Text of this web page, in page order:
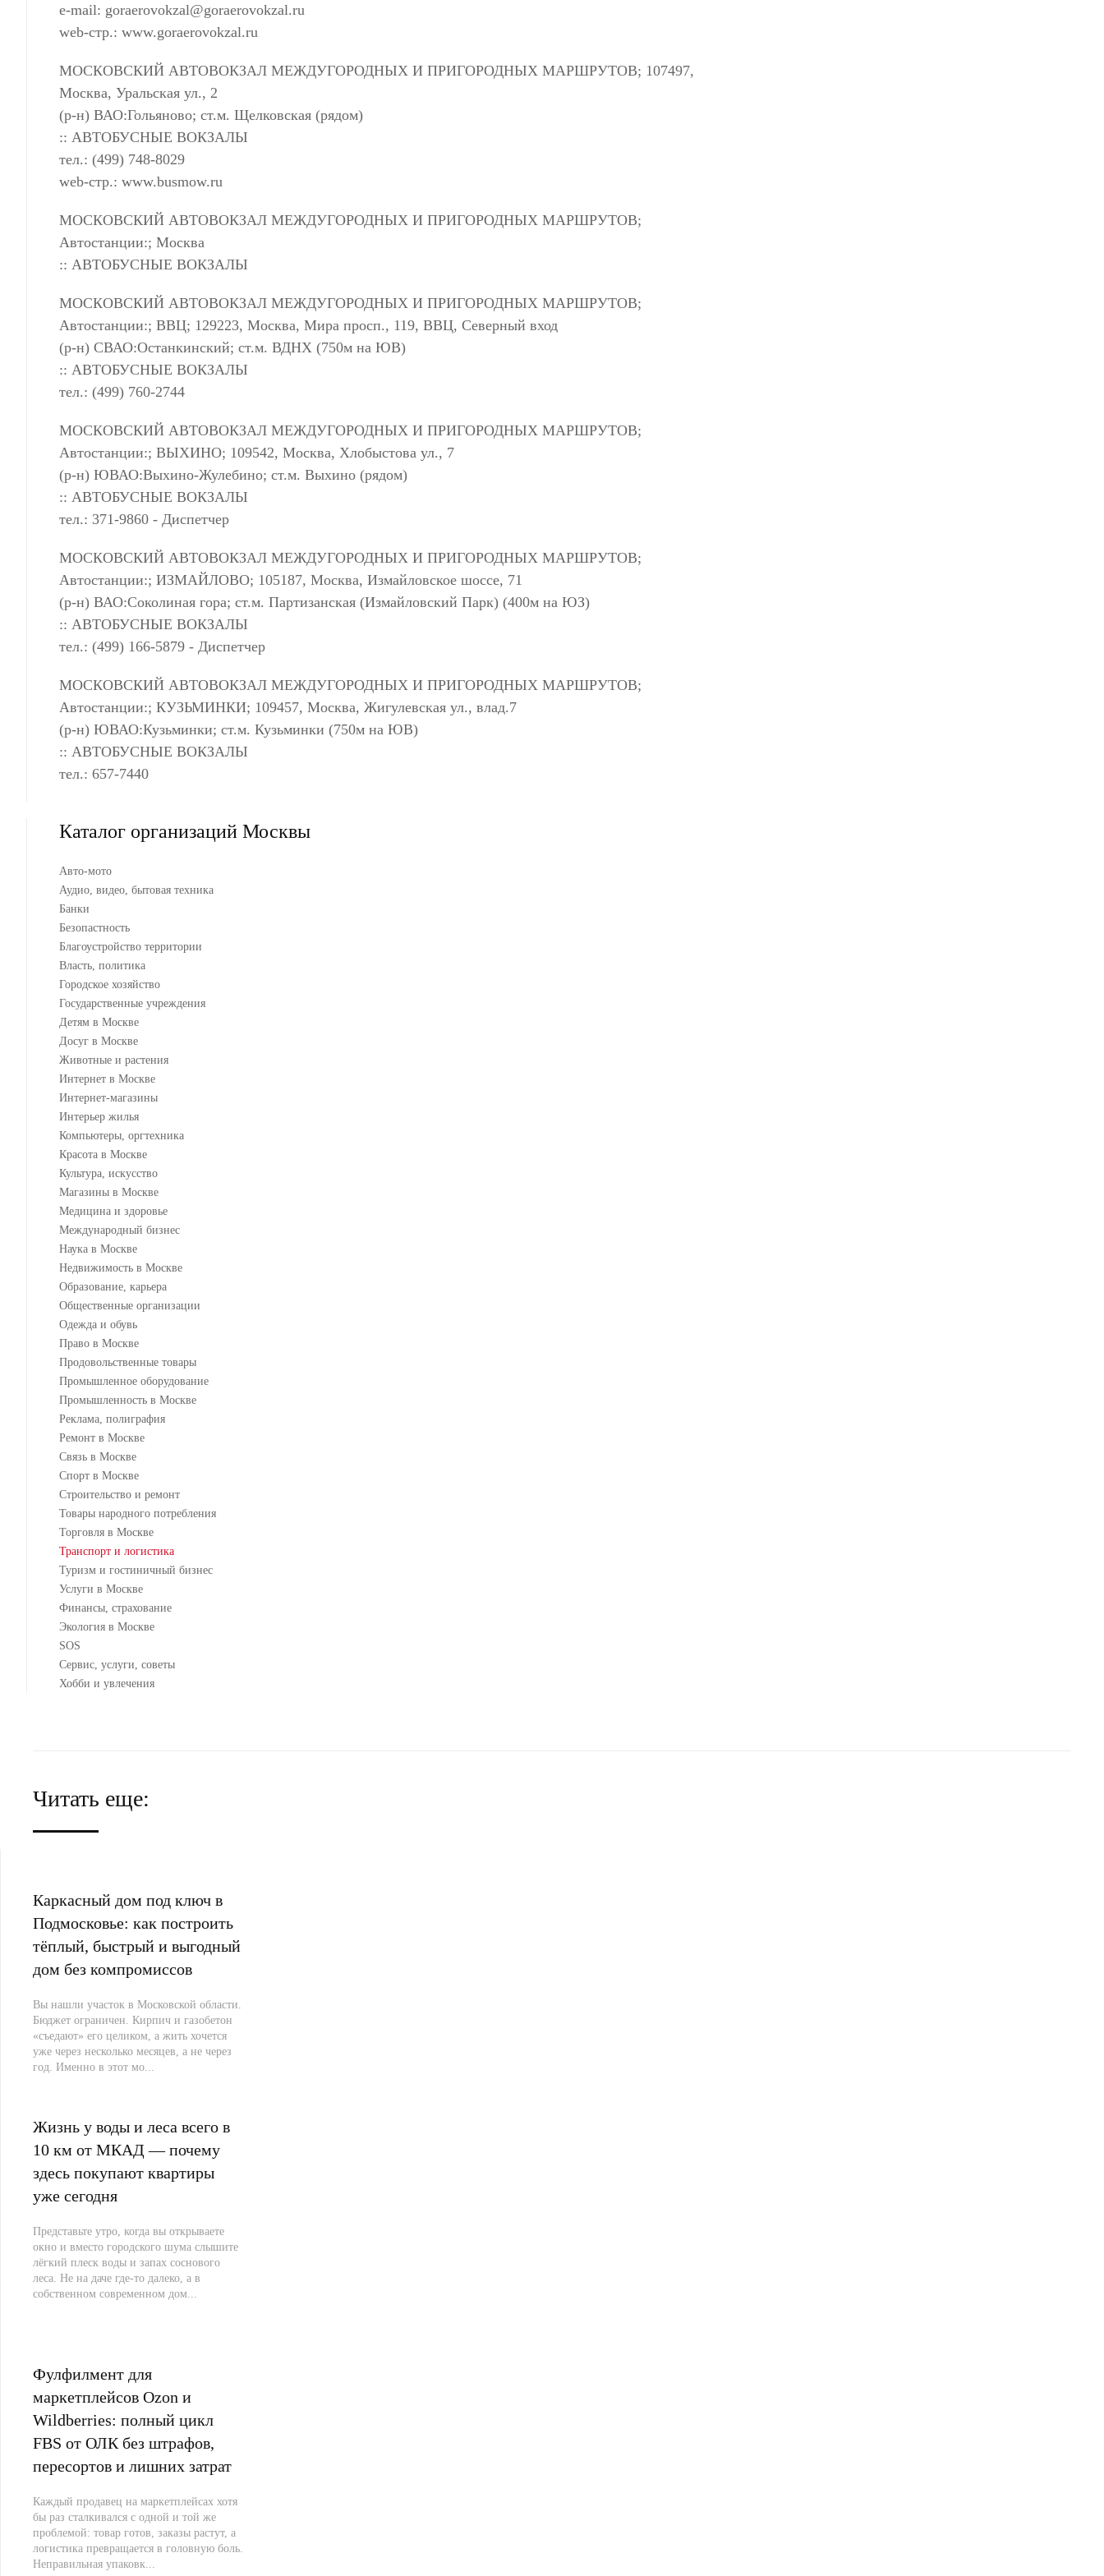
e-mail: goraerovokzal@goraerovokzal.ru
web-стр.: www.goraerovokzal.ru
МОСКОВСКИЙ АВТОВОКЗАЛ МЕЖДУГОРОДНЫХ И ПРИГОРОДНЫХ МАРШРУТОВ; 107497,
Москва, Уральская ул., 2
(р-н) ВАО:Гольяново; ст.м. Щелковская (рядом)
:: АВТОБУСНЫЕ ВОКЗАЛЫ
тел.: (499) 748-8029
web-стр.: www.busmow.ru
МОСКОВСКИЙ АВТОВОКЗАЛ МЕЖДУГОРОДНЫХ И ПРИГОРОДНЫХ МАРШРУТОВ;
Автостанции:; Москва
:: АВТОБУСНЫЕ ВОКЗАЛЫ
МОСКОВСКИЙ АВТОВОКЗАЛ МЕЖДУГОРОДНЫХ И ПРИГОРОДНЫХ МАРШРУТОВ;
Автостанции:; ВВЦ; 129223, Москва, Мира просп., 119, ВВЦ, Северный вход
(р-н) СВАО:Останкинский; ст.м. ВДНХ (750м на ЮВ)
:: АВТОБУСНЫЕ ВОКЗАЛЫ
тел.: (499) 760-2744
МОСКОВСКИЙ АВТОВОКЗАЛ МЕЖДУГОРОДНЫХ И ПРИГОРОДНЫХ МАРШРУТОВ;
Автостанции:; ВЫХИНО; 109542, Москва, Хлобыстова ул., 7
(р-н) ЮВАО:Выхино-Жулебино; ст.м. Выхино (рядом)
:: АВТОБУСНЫЕ ВОКЗАЛЫ
тел.: 371-9860 - Диспетчер
МОСКОВСКИЙ АВТОВОКЗАЛ МЕЖДУГОРОДНЫХ И ПРИГОРОДНЫХ МАРШРУТОВ;
Автостанции:; ИЗМАЙЛОВО; 105187, Москва, Измайловское шоссе, 71
(р-н) ВАО:Соколиная гора; ст.м. Партизанская (Измайловский Парк) (400м на ЮЗ)
:: АВТОБУСНЫЕ ВОКЗАЛЫ
тел.: (499) 166-5879 - Диспетчер
МОСКОВСКИЙ АВТОВОКЗАЛ МЕЖДУГОРОДНЫХ И ПРИГОРОДНЫХ МАРШРУТОВ;
Автостанции:; КУЗЬМИНКИ; 109457, Москва, Жигулевская ул., влад.7
(р-н) ЮВАО:Кузьминки; ст.м. Кузьминки (750м на ЮВ)
:: АВТОБУСНЫЕ ВОКЗАЛЫ
тел.: 657-7440
Каталог организаций Москвы
Авто-мото
Аудио, видео, бытовая техника
Банки
Безопастность
Благоустройство территории
Власть, политика
Городское хозяйство
Государственные учреждения
Детям в Москве
Досуг в Москве
Животные и растения
Интернет в Москве
Интернет-магазины
Интерьер жилья
Компьютеры, оргтехника
Красота в Москве
Культура, искусство
Магазины в Москве
Медицина и здоровье
Международный бизнес
Наука в Москве
Недвижимость в Москве
Образование, карьера
Общественные организации
Одежда и обувь
Право в Москве
Продовольственные товары
Промышленное оборудование
Промышленность в Москве
Реклама, полиграфия
Ремонт в Москве
Связь в Москве
Спорт в Москве
Строительство и ремонт
Товары народного потребления
Торговля в Москве
Транспорт и логистика
Туризм и гостиничный бизнес
Услуги в Москве
Финансы, страхование
Экология в Москве
SOS
Сервис, услуги, советы
Хобби и увлечения
Читать еще:
Каркасный дом под ключ в
Подмосковье: как построить
тёплый, быстрый и выгодный
дом без компромиссов
Вы нашли участок в Московской области.
Бюджет ограничен. Кирпич и газобетон
«съедают» его целиком, а жить хочется
уже через несколько месяцев, а не через
год. Именно в этот мо...
Жизнь у воды и леса всего в
10 км от МКАД — почему
здесь покупают квартиры
уже сегодня
Представьте утро, когда вы открываете
окно и вместо городского шума слышите
лёгкий плеск воды и запах соснового
леса. Не на даче где-то далеко, а в
собственном современном дом...
Фулфилмент для
маркетплейсов Ozon и
Wildberries: полный цикл
FBS от ОЛК без штрафов,
пересортов и лишних затрат
Каждый продавец на маркетплейсах хотя
бы раз сталкивался с одной и той же
проблемой: товар готов, заказы растут, а
логистика превращается в головную боль.
Неправильная упаковк...